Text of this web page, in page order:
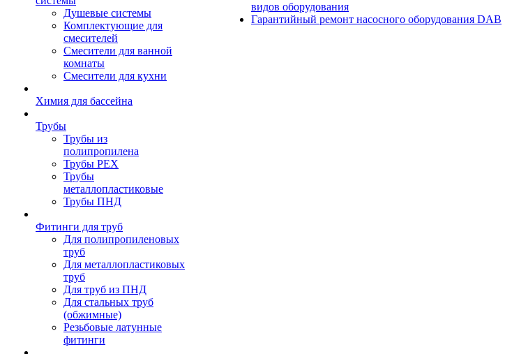
Душевые системы
Комплектующие для
смесителей
Смесители для ванной
комнаты
Смесители для кухни
Химия для бассейна
Трубы
Трубы из
полипропилена
Трубы PEX
Трубы
металлопластиковые
Трубы ПНД
Фитинги для труб
Для полипропиленовых
труб
Для металлопластиковых
труб
Для труб из ПНД
Для стальных труб
(обжимные)
Резьбовые латунные
фитинги
видов оборудования
Гарантийный ремонт насосного оборудования DAB